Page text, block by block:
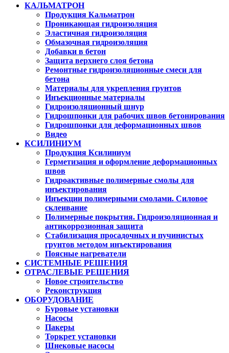
КАЛЬМАТРОН
Продукция Кальматрон
Проникающая гидроизоляция
Эластичная гидроизоляция
Обмазочная гидроизоляция
Добавки в бетон
Защита верхнего слоя бетона
Ремонтные гидроизоляционные смеси для
бетона
Материалы для укрепления грунтов
Инъекционные материалы
Гидроизоляционный шнур
Гидрошпонки для рабочих швов бетонирования
Гидрошпонки для деформационных швов
Видео
КСИЛИНИУМ
Продукция Ксилиниум
Герметизация и оформление деформационных
швов
Гидроактивные полимерные смолы для
инъектирования
Инъекции полимерными смолами. Силовое
склеивание
Полимерные покрытия. Гидроизоляционная и
антикоррозионная защита
Стабилизация просадочных и пучинистых
грунтов методом инъектирования
Поясные нагреватели
СИСТЕМНЫЕ РЕШЕНИЯ
ОТРАСЛЕВЫЕ РЕШЕНИЯ
Новое строительство
Реконструкция
ОБОРУДОВАНИЕ
Буровые установки
Насосы
Пакеры
Торкрет установки
Шнековые насосы